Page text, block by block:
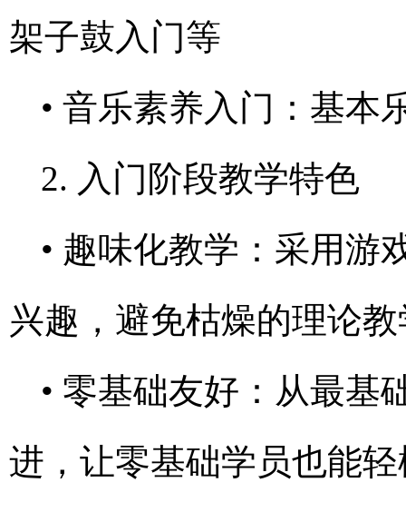
架子鼓入门等
• 音乐素养入门：基本
2. 入门阶段教学特色
• 趣味化教学：采用游
兴趣，避免枯燥的理论教
• 零基础友好：从最基
进，让零基础学员也能